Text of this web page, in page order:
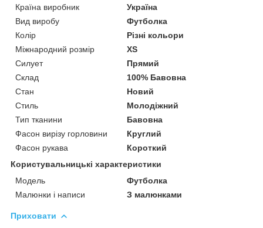
Країна виробник
Україна
Вид виробу
Футболка
Колір
Різні кольори
Міжнародний розмір
XS
Силует
Прямий
Склад
100% Бавовна
Стан
Новий
Стиль
Молодіжний
Тип тканини
Бавовна
Фасон вирізу горловини
Круглий
Фасон рукава
Короткий
Користувальницькі характеристики
Модель
Футболка
Малюнки і написи
З малюнками
Приховати